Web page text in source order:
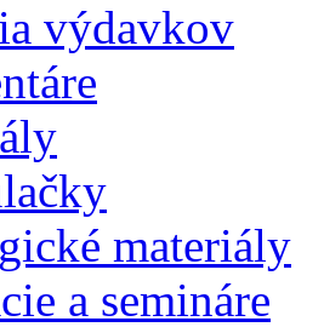
výdavkov
materiály
a semináre